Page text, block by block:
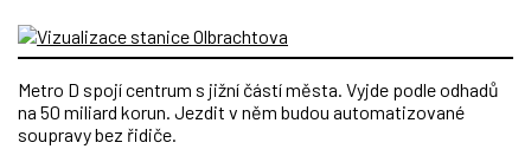
Metro D spojí centrum s jižní částí města. Vyjde podle odhadů
na 50 miliard korun. Jezdit v něm budou automatizované
soupravy bez řidiče.